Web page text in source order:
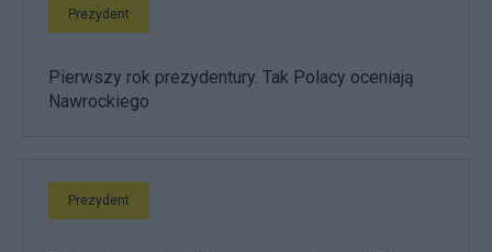
Prezydent
Pierwszy rok prezydentury. Tak Polacy oceniają
Nawrockiego
Prezydent